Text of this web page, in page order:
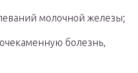
молочной железы;
болезнь,